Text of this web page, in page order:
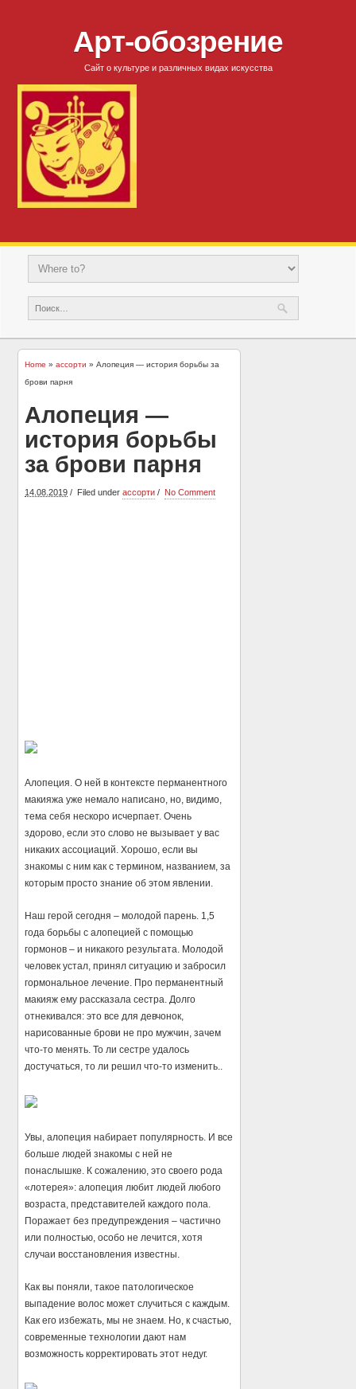
Арт-обозрение
Сайт о культуре и различных видах искусства
Home »ассорти » Алопеция — история борьбы за
брови парня
Алопеция —
история борьбы
за брови парня
14.08.2019 Filed underассорти No Comment
Алопеция. О ней в контексте перманентного
макияжа уже немало написано, но, видимо,
тема себя нескоро исчерпает. Очень
здорово, если это слово не вызывает у вас
никаких ассоциаций. Хорошо, если вы
знакомы с ним как с термином, названием, за
которым просто знание об этом явлении.
Наш герой сегодня – молодой парень. 1,5
года борьбы с алопецией с помощью
гормонов – и никакого результата. Молодой
человек устал, принял ситуацию и забросил
гормональное лечение. Про перманентный
макияж ему рассказала сестра. Долго
отнекивался: это все для девчонок,
нарисованные брови не про мужчин, зачем
что-то менять. То ли сестре удалось
достучаться, то ли решил что-то изменить..
Увы, алопеция набирает популярность. И все
больше людей знакомы с ней не
понаслышке. К сожалению, это своего рода
«лотерея»: алопеция любит людей любого
возраста, представителей каждого пола.
Поражает без предупреждения – частично
или полностью, особо не лечится, хотя
случаи восстановления известны.
Как вы поняли, такое патологическое
выпадение волос может случиться с каждым.
Как его избежать, мы не знаем. Но, к счастью,
современные технологии дают нам
возможность корректировать этот недуг.